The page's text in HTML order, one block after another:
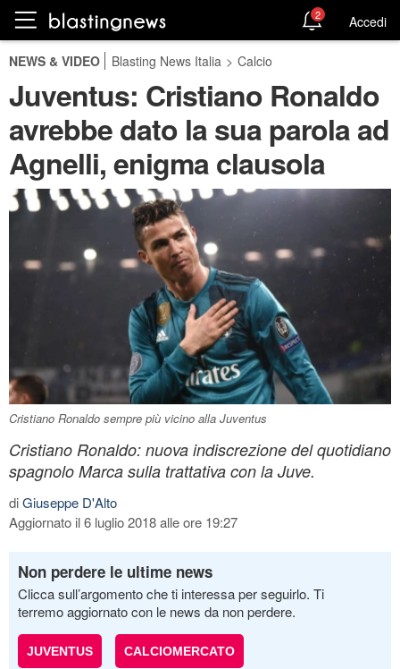
2 Accedi
NEWS & VIDEO Blasting News Italia > Calcio
Juventus: Cristiano Ronaldo
avrebbe dato la sua parola ad
Agnelli, enigma clausola
Cristiano Ronaldo sempre più vicino alla Juventus
Cristiano Ronaldo: nuova indiscrezione del quotidiano
spagnolo Marca sulla trattativa con la Juve.
diGiuseppe D'Alto
Aggiornato il 6 luglio 2018 alle ore 19:27
Non perdere le ultime news
Clicca sull’argomento che ti interessa per seguirlo. Ti
terremo aggiornato con le news da non perdere.
JUVENTUS CALCIOMERCATO